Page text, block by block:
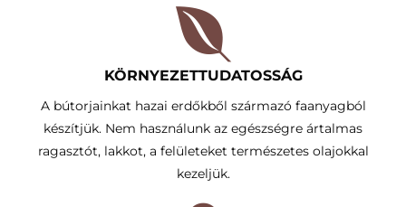
KÖRNYEZETTUDATOSSÁG​
A bútorjainkat hazai erdőkből származó faanyagból
készítjük. Nem használunk az egészségre ártalmas
ragasztót, lakkot, a felületeket természetes olajokkal
kezeljük.